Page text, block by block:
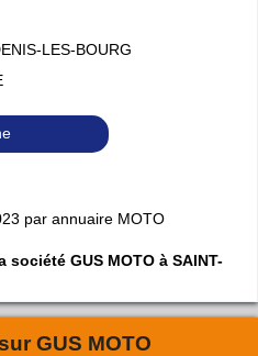
LES-BOURG
par annuaire MOTO
GUS MOTO à SAINT-
GUS MOTO